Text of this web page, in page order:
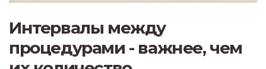
Интервалы между
процедурами - важнее, чем